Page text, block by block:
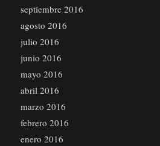
septiembre 2016
agosto 2016
julio 2016
junio 2016
mayo 2016
abril 2016
marzo 2016
febrero 2016
enero 2016